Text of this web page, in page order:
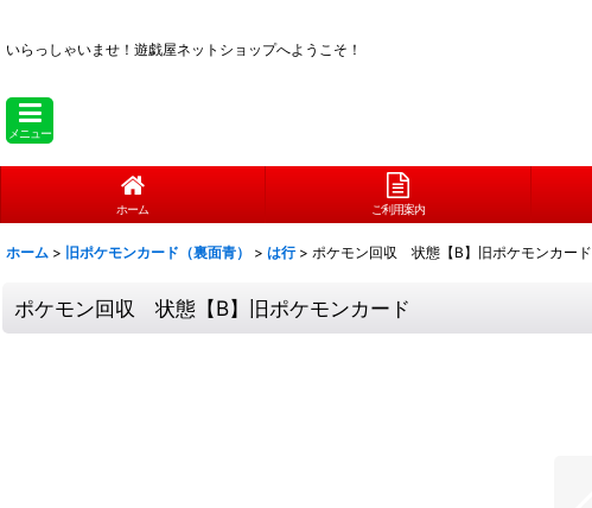
いらっしゃいませ！ 遊戯屋ネットショップへようこそ！
メニュー
ホーム ご利用案内
ホーム > 旧ポケモンカード（裏面青） > は行 > ポケモン回収 状態【B】旧ポケモンカード
ポケモン回収 状態【B】旧ポケモンカード